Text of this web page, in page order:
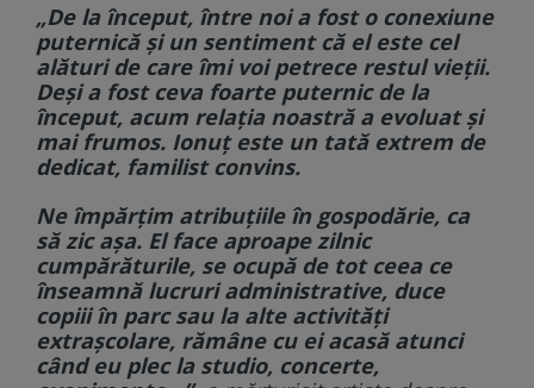
„De la început, între noi a fost o conexiune
puternică și un sentiment că el este cel
alături de care îmi voi petrece restul vieții.
Deși a fost ceva foarte puternic de la
început, acum relația noastră a evoluat și
mai frumos. Ionuț este un tată extrem de
dedicat, familist convins.
Ne împărțim atribuțiile în gospodărie, ca
să zic așa. El face aproape zilnic
cumpărăturile, se ocupă de tot ceea ce
înseamnă lucruri administrative, duce
copiii în parc sau la alte activități
extrașcolare, rămâne cu ei acasă atunci
când eu plec la studio, concerte,